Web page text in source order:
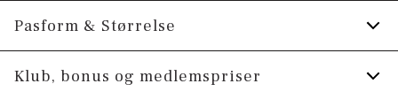
Logomærke nederst på venstre side.
T-shirten har rund hals.
Fremstillet i 100% bomuld.
Pasform & Størrelse
Fit:Relaxed fit
Klub, bonus og medlemspriser